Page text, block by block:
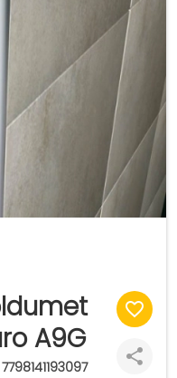
A9G
7798141193097